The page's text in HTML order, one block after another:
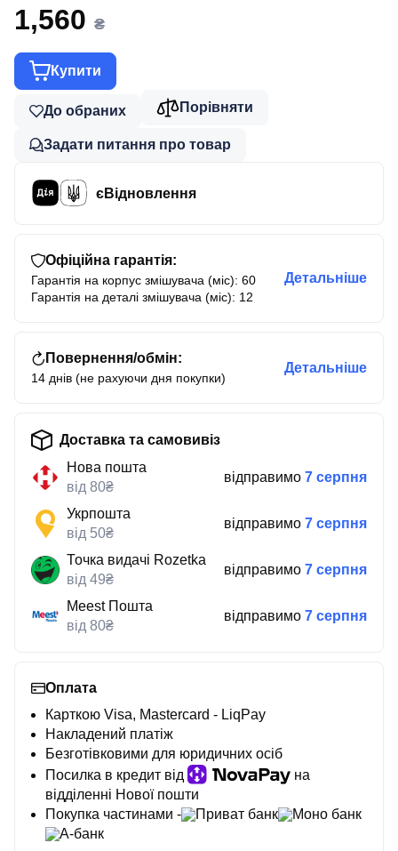
1,560 ₴
Купити
До обраних Порівняти
Задати питання про товар
єВідновлення
Офіційна гарантія:
Гарантія на корпус змішувача (міс): 60
Гарантія на деталі змішувача (міс): 12
Детальніше
Повернення/обмін:
14 днів (не рахуючи дня покупки)
Детальніше
Доставка та самовивіз
Нова пошта
від 80₴
відправимо 7 серпня
Укрпошта
від 50₴
відправимо 7 серпня
Точка видачі Rozetka
від 49₴
відправимо 7 серпня
Meest Пошта
від 80₴
відправимо 7 серпня
Оплата
Карткою Visa, Mastercard - LiqPay
Накладений платіж
Безготівковими для юридичних осіб
Посилка в кредит від
на
відділенні Нової пошти
Покупка частинами -
Приват банк
Моно банк
А-банк